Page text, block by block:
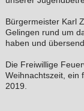
Bürgermeister Karl
Gelingen rund um
haben und
Die Freiwillige
Weihnachtszeit, ein
2019.